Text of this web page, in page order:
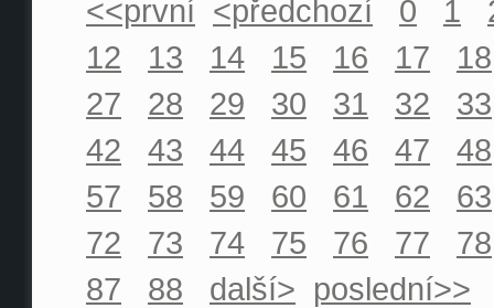
<<první <předchozí 0 1
12
13 14 15 16 17
18
27
28 29 30 31 32
33
42
43 44 45 46 47
48
57
58 59 60 61 62
63
72
73 74 75 76 77
78
87
88 další> poslední>>